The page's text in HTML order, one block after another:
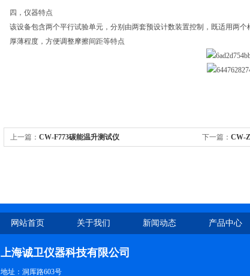
四， 仪器特点
该设备包含两个平行试验单元，分别由两套预设计数装置控制，既适用两
厚薄程度，方便调整摩擦间距等特点
上一篇： CW-F773碳能温升测试仪 下一篇： CW-
网站首页 关于我们 新闻动态 产品中心
上海诚卫仪器科技有限公司
地址：洞厍路603号